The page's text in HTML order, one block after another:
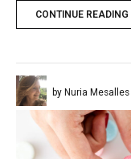
CONTINUE READING
by Nuria Mesalles